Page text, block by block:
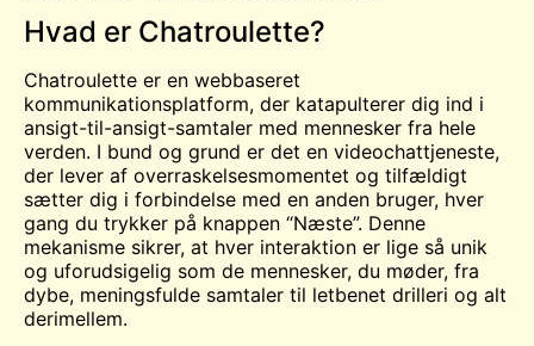
Hvad er Chatroulette?
Chatroulette er en webbaseret
kommunikationsplatform, der katapulterer dig ind i
ansigt-til-ansigt-samtaler med mennesker fra hele
verden. I bund og grund er det en videochattjeneste,
der lever af overraskelsesmomentet og tilfældigt
sætter dig i forbindelse med en anden bruger, hver
gang du trykker på knappen “Næste”. Denne
mekanisme sikrer, at hver interaktion er lige så unik
og uforudsigelig som de mennesker, du møder, fra
dybe, meningsfulde samtaler til letbenet drilleri og alt
derimellem.